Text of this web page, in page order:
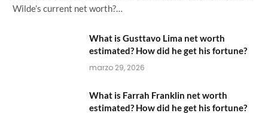
Wilde’s current net worth?…
What is Gusttavo Lima net worth
estimated? How did he get his fortune?
marzo 29, 2026
What is Farrah Franklin net worth
estimated? How did he get his fortune?